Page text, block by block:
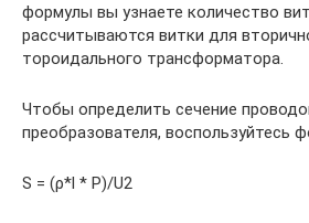
формулы вы узнаете количество
рассчитываются витки для
тороидального трансформатора.
Чтобы определить сечение
преобразователя, воспользуйтесь
S = (ρ*l * P)/U2